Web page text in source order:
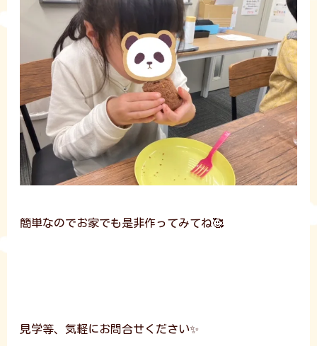
簡単なのでお家でも是非作ってみてね🥰
見学等、気軽にお問合せください✨